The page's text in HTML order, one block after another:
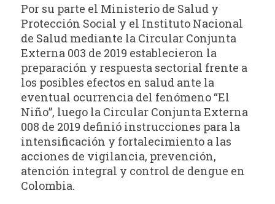
Por su parte el Ministerio de Salud y
Protección Social y el Instituto Nacional
de Salud mediante la Circular Conjunta
Externa 003 de 2019 establecieron la
preparación y respuesta sectorial frente a
los posibles efectos en salud ante la
eventual ocurrencia del fenómeno “El
Niño”, luego la Circular Conjunta Externa
008 de 2019 definió instrucciones para la
intensificación y fortalecimiento a las
acciones de vigilancia, prevención,
atención integral y control de dengue en
Colombia.